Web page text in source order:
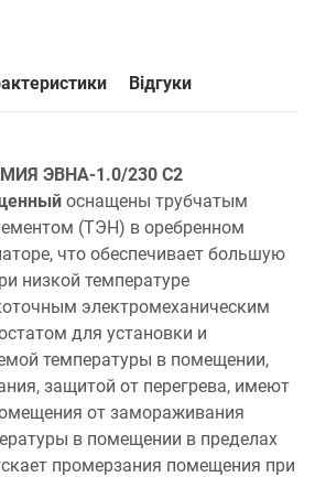
Відгуки
ЭВНА-1.0/230 C2
оснащены трубчатым
(ТЭН) в оребренном
что обеспечивает большую
низкой температуре
электромеханическим
для установки и
температуры в помещении,
защитой от перегрева, имеют
от замораживания
в помещении в пределах
промерзания помещения при